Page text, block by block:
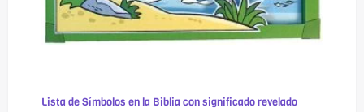
Lista de Símbolos en la Biblia con significado revelado